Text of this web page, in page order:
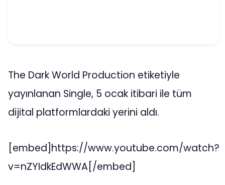
The Dark World Production etiketiyle
yayınlanan Single, 5 ocak itibari ile tüm
dijital platformlardaki yerini aldı.
[embed]https://www.youtube.com/watch?
v=nZYIdkEdWWA[/embed]